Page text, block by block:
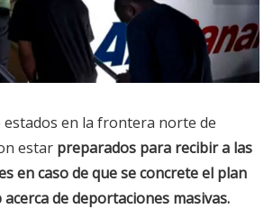
estados en la frontera norte de
estar preparados para recibir a las
en caso de que se concrete el plan
de deportaciones masivas.